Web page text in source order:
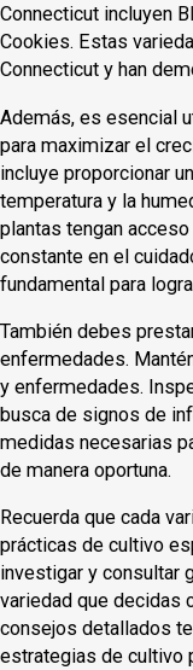
Connecticut incluyen
Cookies. Estas
Connecticut y han
Además, es esencial
para maximizar el
incluye proporcionar
temperatura y la
plantas tengan
constante en el
fundamental para
También debes
enfermedades.
y enfermedades.
busca de signos de
medidas necesarias
de manera oportuna.
Recuerda que cada
prácticas de cultivo
investigar y consultar
variedad que decidas
consejos detallados
estrategias de cultivo